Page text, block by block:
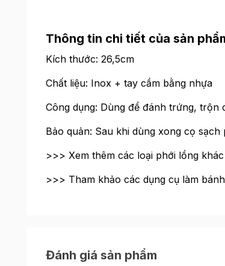
Thông tin chi tiết của sản
Kích thước: 26,5cm
Chất liệu: Inox + tay cầm bằng nhựa
Công dụng: Dùng để đánh trứng, trộn
Bảo quản: Sau khi dùng xong cọ
>>> Xem thêm các loại phới lồng khác
>>> Tham khảo các dụng cụ làm
Đánh giá sản phẩm